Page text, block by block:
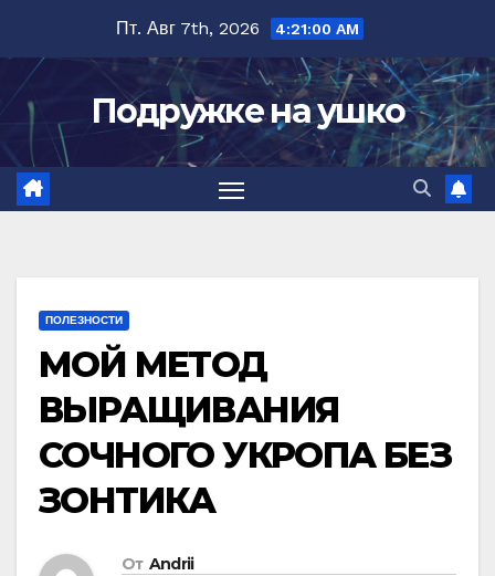
содержимому
Пт. Авг 7th, 2026 4:21:01 AM
Подружке на ушко
ПОЛЕЗНОСТИ
МОЙ МЕТОД
ВЫРАЩИВАНИЯ
СОЧНОГО УКРОПА БЕЗ
ЗОНТИКА
От Andrii